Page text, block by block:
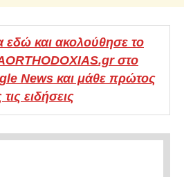
εδώ και ακολούθησε το
στο
News και μάθε πρώτος
ειδήσεις